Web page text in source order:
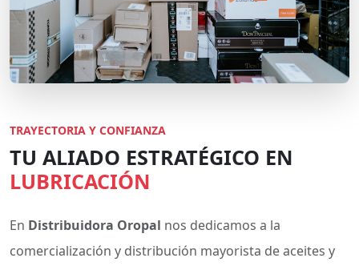
TRAYECTORIA Y CONFIANZA
TU ALIADO ESTRATÉGICO EN
LUBRICACIÓN
En Distribuidora Oropal nos dedicamos a la
comercialización y distribución mayorista de aceites y